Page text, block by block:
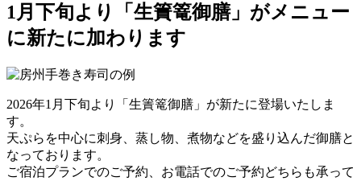
1月下旬より「生簀篭御膳」がメニュー
に新たに加わります
2026年1月下旬より「生簀篭御膳」が新たに登場いたしま
す。
天ぷらを中心に刺身、蒸し物、煮物などを盛り込んだ御膳と
なっております。
ご宿泊プランでのご予約、お電話でのご予約どちらも承って